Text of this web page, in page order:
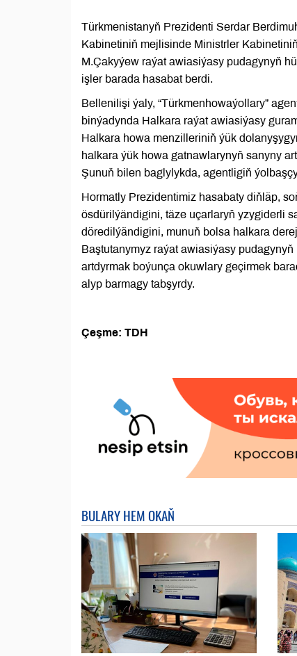
Türkmenistanyň Prezidenti Serdar
Kabinetiniň mejlisinde Ministrler
M.Çakyýew raýat awiasiýasy pudagynyň
işler barada hasabat berdi.
Bellenilişi ýaly, “Türkmenhowaýollary”
binýadynda Halkara raýat awiasiýasy
Halkara howa menzilleriniň ýük
halkara ýük howa gatnawlarynyň sanyny
Şunuň bilen baglylykda, agentligiň
Hormatly Prezidentimiz hasabaty diňläp,
ösdürilýändigini, täze uçarlaryň yzygiderli
döredilýändigini, munuň bolsa halkara
Baştutanymyz raýat awiasiýasy
artdyrmak boýunça okuwlary geçirmek
alyp barmagy tabşyrdy.
Çeşme: TDH
BULARY HEM OKAŇ